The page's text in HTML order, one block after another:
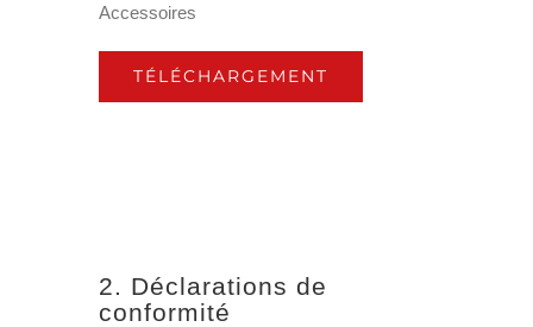
Accessoires
TÉLÉCHARGEMENT
2. Déclarations de
conformité